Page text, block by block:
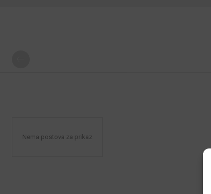
Nema postova za prikaz